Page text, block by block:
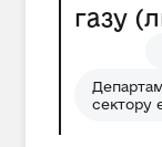
газу
сектору